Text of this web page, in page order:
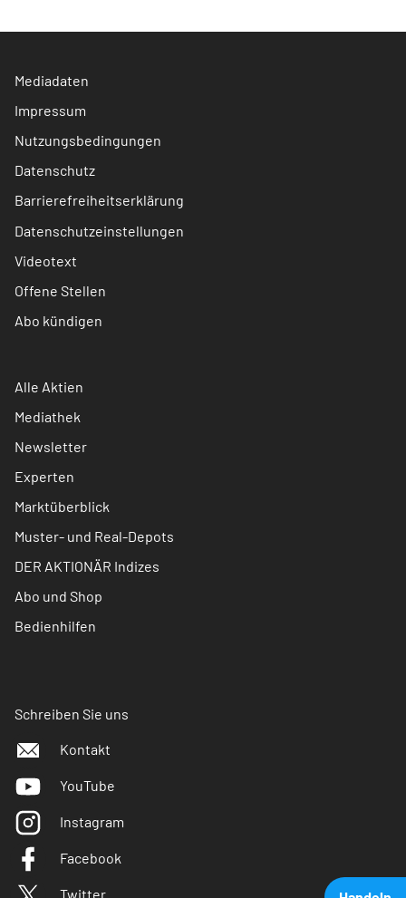
Mediadaten
Impressum
Nutzungsbedingungen
Datenschutz
Barrierefreiheitserklärung
Datenschutzeinstellungen
Videotext
Offene Stellen
Abo kündigen
Alle Aktien
Mediathek
Newsletter
Experten
Marktüberblick
Muster- und Real-Depots
DER AKTIONÄR Indizes
Abo und Shop
Bedienhilfen
Schreiben Sie uns
Kontakt
YouTube
Instagram
Facebook
Twitter